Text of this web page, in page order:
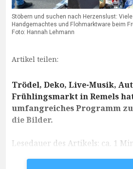
Stöbern und suchen nach Herzenslust:
Handgemachtes und Flohmarktware beim
Foto: Hannah Lehmann
Artikel teilen:
Trödel, Deko, Live-Musik,
Frühlingsmarkt in Remels
umfangreiches Programm
die Bilder.
Lesedauer des Artikels: ca. 1